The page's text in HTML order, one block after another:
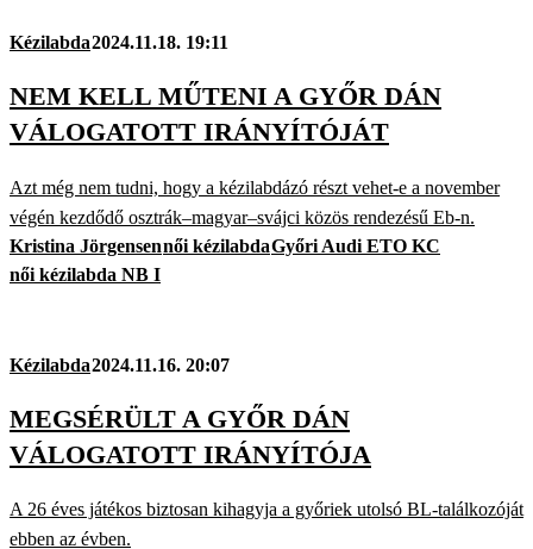
Kézilabda2024.11.18. 19:11
NEM KELL MŰTENI A GYŐR DÁN
VÁLOGATOTT IRÁNYÍTÓJÁT
Azt még nem tudni, hogy a kézilabdázó részt vehet-e a november
végén kezdődő osztrák–magyar–svájci közös rendezésű Eb-n.
Kristina Jörgensennői kézilabdaGyőri Audi ETO KC
női kézilabda NB I
Kézilabda2024.11.16. 20:07
MEGSÉRÜLT A GYŐR DÁN
VÁLOGATOTT IRÁNYÍTÓJA
A 26 éves játékos biztosan kihagyja a győriek utolsó BL-találkozóját
ebben az évben.